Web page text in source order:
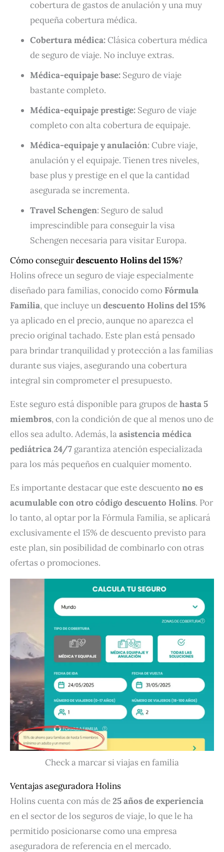
cobertura de gastos de anulación y una muy
pequeña cobertura médica.
Cobertura médica:Clásica cobertura médica
de seguro de viaje. No incluye extras.
Médica-equipaje base: Seguro de viaje
bastante completo.
Médica-equipaje prestige: Seguro de viaje
completo con alta cobertura de equipaje.
Médica-equipaje y anulación: Cubre viaje,
anulación y el equipaje. Tienen tres niveles,
base plus y prestige en el que la cantidad
asegurada se incrementa.
Travel Schengen: Seguro de salud
imprescindible para conseguir la visa
Schengen necesaria para visitar Europa.
Cómo conseguirdescuento Holins del 15%?
Holins ofrece un seguro de viaje especialmente
diseñado para familias, conocido como Fórmula
Familia, que incluye undescuento Holins del 15%
ya aplicado en el precio, aunque no aparezca el
precio original tachado. Este plan está pensado
para brindar tranquilidad y protección a las familias
durante sus viajes, asegurando una cobertura
integral sin comprometer el presupuesto.
Este seguro está disponible para grupos dehasta 5
miembros, con la condición de que al menos uno de
ellos sea adulto. Además, laasistencia médica
pediátrica 24/7 garantiza atención especializada
para los más pequeños en cualquier momento.
Es importante destacar que este descuentono es
acumulable con otro código descuento Holins. Por
lo tanto, al optar por la Fórmula Familia, se aplicará
exclusivamente el 15% de descuento previsto para
este plan, sin posibilidad de combinarlo con otras
ofertas o promociones.
Check a marcar si viajas en familia
Ventajas aseguradora Holins
Holins cuenta con más de25 años de experiencia
en el sector de los seguros de viaje, lo que le ha
permitido posicionarse como una empresa
aseguradora de referencia en el mercado.